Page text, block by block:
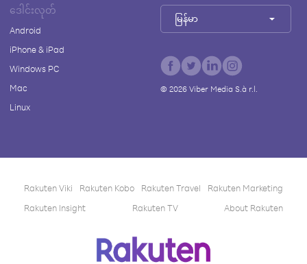
ဒေါင်းလုတ်
Android
iPhone & iPad
Windows PC
Mac
Linux
မြန်မာ
© 2026Viber Media S.à r.l.
Rakuten Viki Rakuten Kobo Rakuten Travel
Rakuten Marketing
Rakuten Insight
Rakuten TV About Rakuten